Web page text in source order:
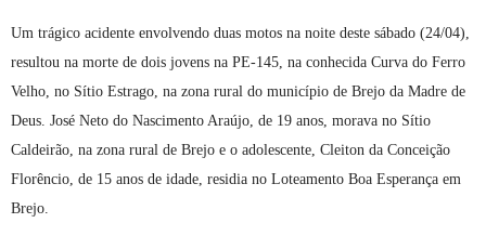
Um trágico acidente envolvendo duas motos na noite deste sábado (24/04),
resultou na morte de dois jovens na PE-145, na conhecida Curva do Ferro
Velho, no Sítio Estrago, na zona rural do município de Brejo da Madre de
Deus. José Neto do Nascimento Araújo, de 19 anos, morava no Sítio
Caldeirão, na zona rural de Brejo e o adolescente, Cleiton da Conceição
Florêncio, de 15 anos de idade, residia no Loteamento Boa Esperança em
Brejo.